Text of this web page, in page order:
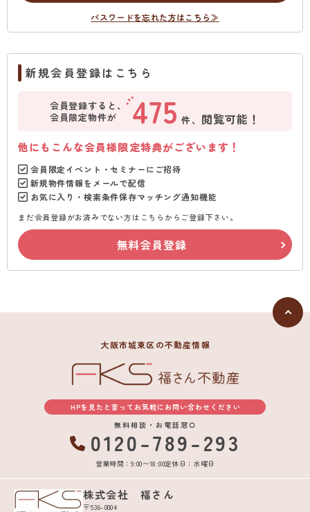
パスワードを忘れた方はこちら≫
新規会員登録はこちら
会員登録すると、
会員限定物件が
475 件、 閲覧可能！
他にもこんな会員様限定特典がございます！
会員限定イベント・セミナーにご招待
新規物件情報をメールで配信
お気に入り・検索条件保存マッチング通知機能
まだ会員登録がお済みでない方はこちらからご登録下さい。
無料会員登録
大阪市城東区の不動産情報
HPを見たと言ってお気軽にお問い合わせください
無料相談・お電話窓口
0120-789-293
営業時間：9:00〜18:00定休日：水曜日
株式会社 福さん
〒536-0004